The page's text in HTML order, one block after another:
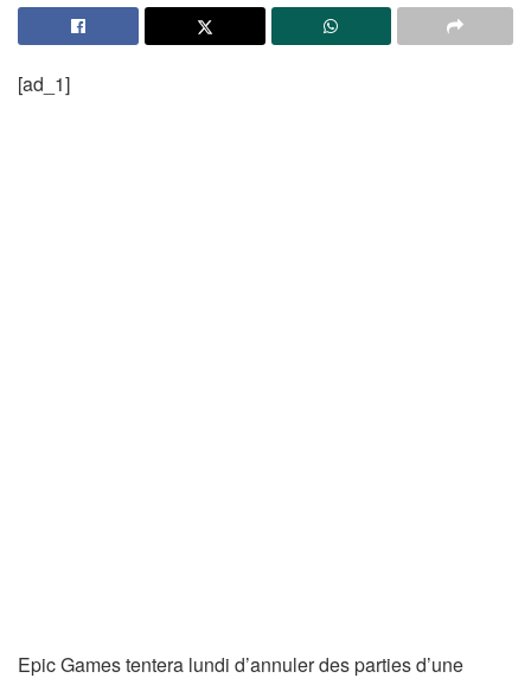
[ad_1]
Epic Games tentera lundi d’annuler des parties d’une